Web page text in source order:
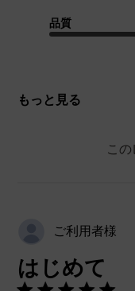
品質
もっと見る
こ
ご利用者様
はじめて